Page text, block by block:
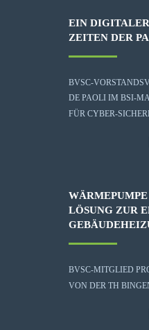
EIN
ZEITEN DER
BVSC-
DE PAOLI IM BSI-
FÜR CYBER-
LÖSUNG ZUR
BVSC-MITGLIED
VON DER TH